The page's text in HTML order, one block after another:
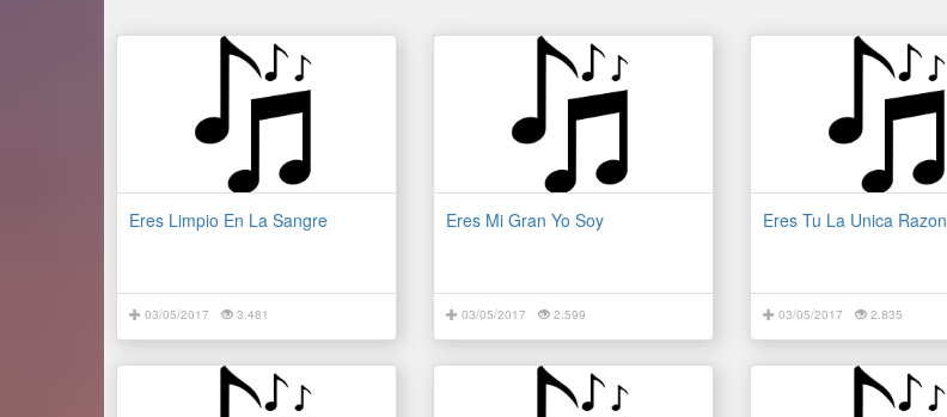
Eres Limpio En La Sangre
03/05/2017 3.481
Eres Mi Gran Yo Soy
03/05/2017 2.599
Eres Tu La Unica Razon
03/05/2017 2.835